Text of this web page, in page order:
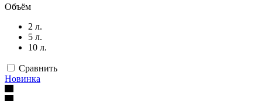
Объём
2 л.
5 л.
10 л.
Сравнить
Новинка